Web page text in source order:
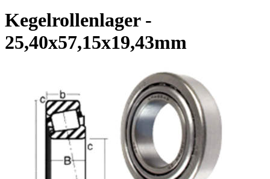
Kegelrollenlager -
25,40x57,15x19,43mm